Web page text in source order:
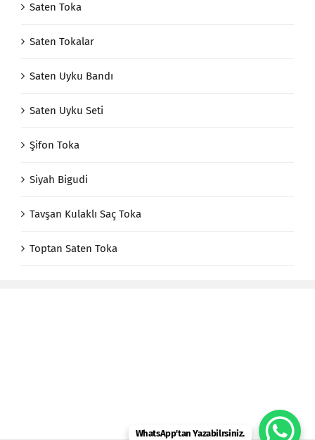
Saten Toka
Saten Tokalar
Saten Uyku Bandı
Saten Uyku Seti
Şifon Toka
Siyah Bigudi
Tavşan Kulaklı Saç Toka
Toptan Saten Toka
WhatsApp'tan Yazabilrsiniz.